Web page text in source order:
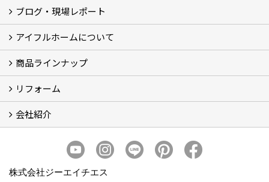
建築実例
お客様の声
ブログ・現場レポート
ブログ
現場レポート
アイフルホームについて
アイフルホームについて (5)
商品ラインナップ
商品ラインナップ
リフォーム
まるごと断熱リフォーム
イベント情報
施工事例
会社紹介
スタッフ紹介
個人情報保護方針
株式会社ジーエイチエス